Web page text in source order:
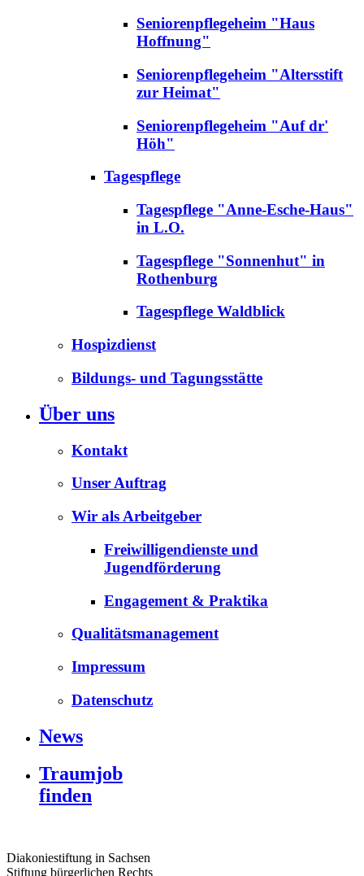
Seniorenpflegeheim "Haus
Hoffnung"
Seniorenpflegeheim "Altersstift
zur Heimat"
Seniorenpflegeheim "Auf dr'
Höh"
Tagespflege
Tagespflege "Anne-Esche-Haus"
in L.O.
Tagespflege "Sonnenhut" in
Rothenburg
Tagespflege Waldblick
Hospizdienst
Bildungs- und Tagungsstätte
Über uns
Kontakt
Unser Auftrag
Wir als Arbeitgeber
Freiwilligendienste und
Jugendförderung
Engagement & Praktika
Qualitätsmanagement
Impressum
Datenschutz
News
Traumjob
finden
Diakoniestiftung in Sachsen
Stiftung bürgerlichen Rechts